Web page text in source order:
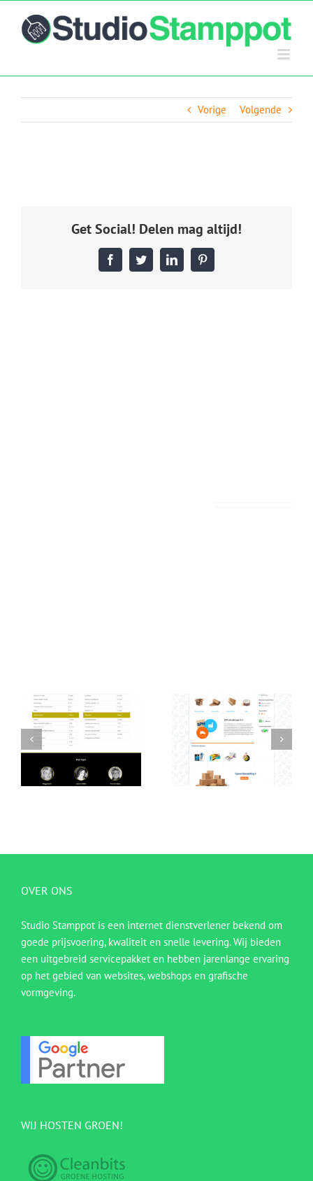
inhoud
Vorige Volgende
Get Social! Delen mag altijd!
FacebookTwitterLinkedIn
OVER ONS
Studio Stamppot is een internet dienstverlener bekend om
goede prijsvoering, kwaliteit en snelle levering. Wij bieden
een uitgebreid servicepakket en hebben jarenlange ervaring
op het gebied van websites, webshops en grafische
vormgeving.
WIJ HOSTEN GROEN!